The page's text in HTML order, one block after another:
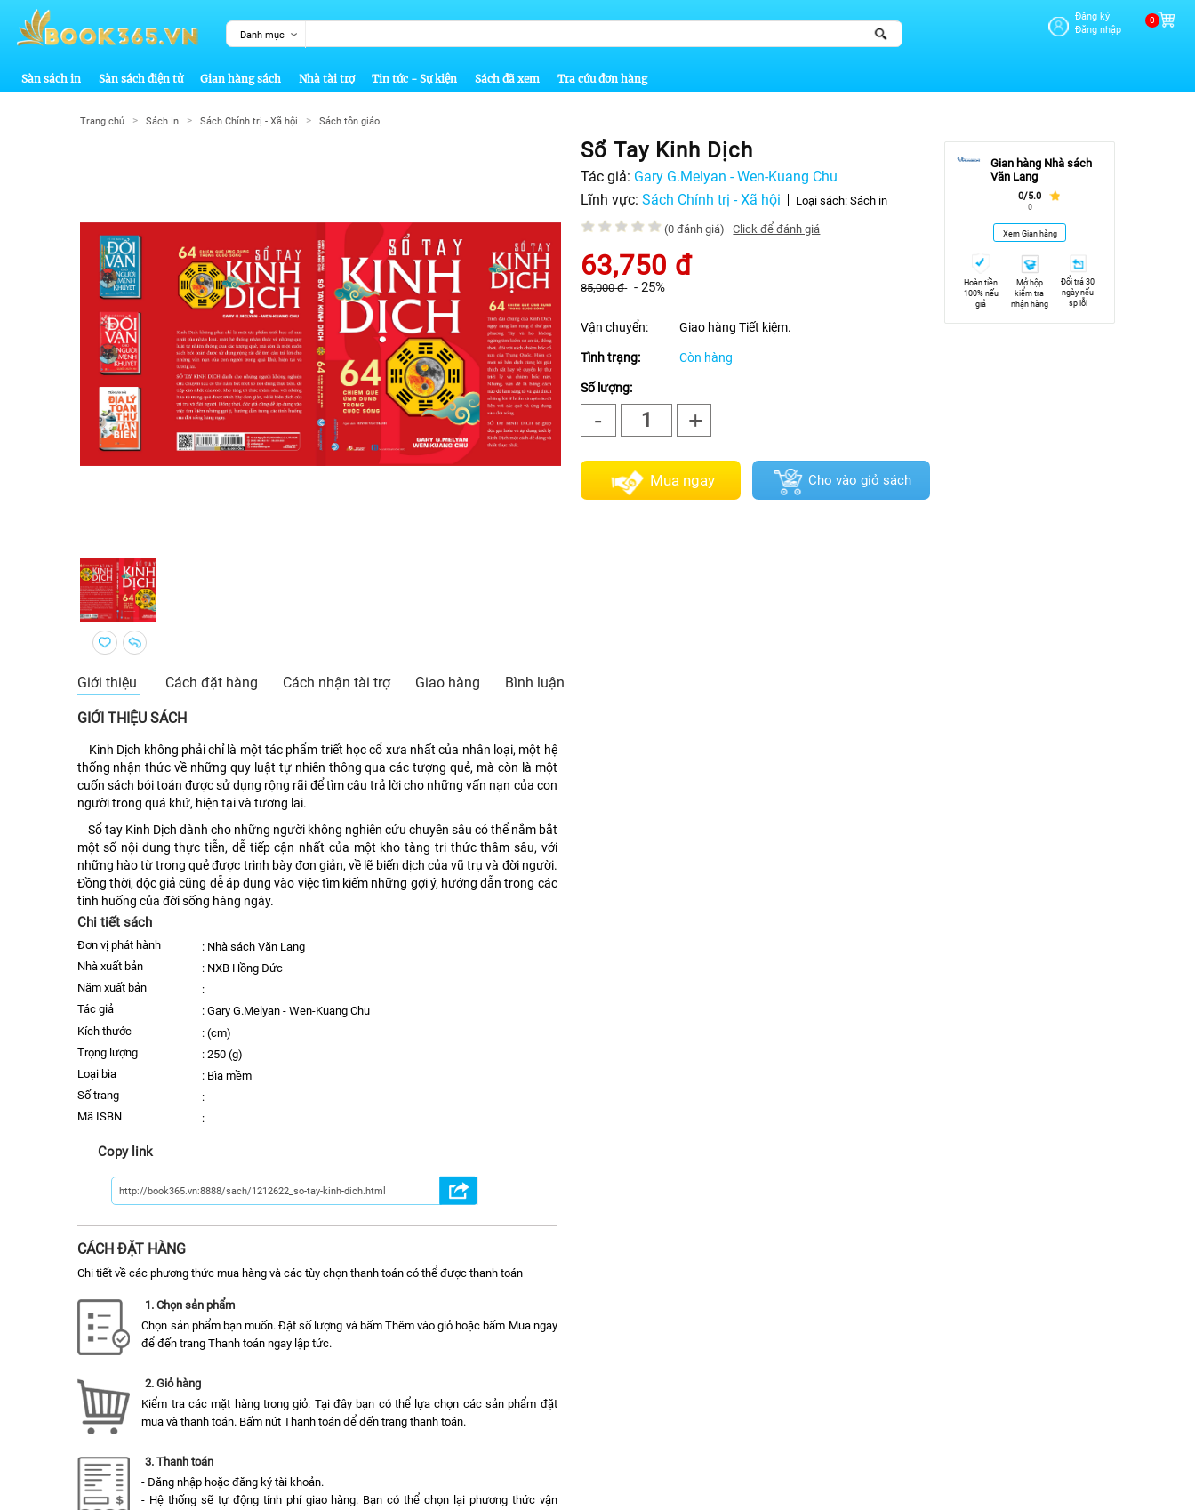
Danh mục
Đăng ký
Đăng nhập
0
Sàn sách in Sàn sách điện tử Gian hàng sách Nhà tài trợ Tin tức - Sự kiện Sách đã xem Tra cứu đơn hàng
Trang chủ > Sách In > Sách Chính trị - Xã hội > Sách tôn giáo
Sổ Tay Kinh Dịch
Tác giả: Gary G.Melyan - Wen-Kuang Chu
Lĩnh vực:Sách Chính trị - Xã hội Loại sách:Sách in
(0 đánh giá) Click để đánh giá
63,750 đ
85,000 đ -25%
Vận chuyển: Giao hàng Tiết kiệm.
Tình trạng: Còn hàng
Số lượng:
- 1 +
Mua ngay Cho vào giỏ sách
Gian hàng Nhà sách
Văn Lang
0/5.0
0
Xem Gian hàng
Hoàn tiền
100% nếu
giả
Mở hộp
kiểm tra
nhận hàng
Đổi trả 30
ngày nếu
sp lỗi
Giới thiệu Cách đặt hàng Cách nhận tài trợ Giao hàng Bình luận
GIỚI THIỆU SÁCH
Kinh Dịch không phải chỉ là một tác phẩm triết học cổ xưa nhất của nhân loại, một hệ
thống nhận thức về những quy luật tự nhiên thông qua các tượng quẻ, mà còn là một
cuốn sách bói toán được sử dụng rộng rãi để tìm câu trả lời cho những vấn nạn của con
người trong quá khứ, hiện tại và tương lai.
Sổ tay Kinh Dịch dành cho những người không nghiên cứu chuyên sâu có thể nắm bắt
một số nội dung thực tiễn, dễ tiếp cận nhất của một kho tàng tri thức thâm sâu, với
những hào từ trong quẻ được trình bày đơn giản, về lẽ biến dịch của vũ trụ và đời người.
Đồng thời, độc giả cũng dễ áp dụng vào việc tìm kiếm những gợi ý, hướng dẫn trong các
tình huống của đời sống hàng ngày.
Chi tiết sách
Đơn vị phát hành : Nhà sách Văn Lang
nhà xuất bản
: NXB Hồng Đức
năm xuất bản
:
Tác giả
: Gary G.Melyan - Wen-Kuang Chu
kích thước
: (cm)
trọng lượng
: 250 (g)
Loại bìa
: Bìa mềm
số trang
:
Mã ISBN
:
Copy link
CÁCH ĐẶT HÀNG
Chi tiết về các phương thức mua hàng và các tùy chọn thanh toán có thể được thanh toán
1. Chọn sản phẩm
Chọn sản phẩm bạn muốn. Đặt số lượng và bấm Thêm vào giỏ hoặc bấm Mua ngay
để đến trang Thanh toán ngay lập tức.
2. Giỏ hàng
Kiểm tra các mặt hàng trong giỏ. Tại đây bạn có thể lựa chọn các sản phẩm đặt
mua và thanh toán. Bấm nút Thanh toán để đến trang thanh toán.
3. Thanh toán
- Đăng nhập hoặc đăng ký tài khoản.
- Hệ thống sẽ tự động tính phí giao hàng. Bạn có thể chọn lại phương thức vận